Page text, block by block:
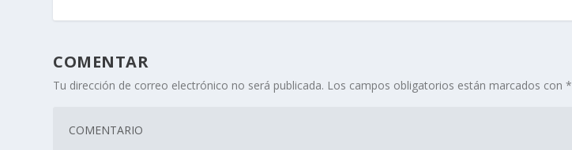
COMENTAR
Tu dirección de correo electrónico no será publicada. Los campos obligatorios están marcados con*